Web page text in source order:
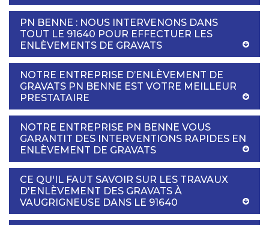
PN BENNE : NOUS INTERVENONS DANS
TOUT LE 91640 POUR EFFECTUER LES
ENLÈVEMENTS DE GRAVATS
NOTRE ENTREPRISE D’ENLÈVEMENT DE
GRAVATS PN BENNE EST VOTRE MEILLEUR
PRESTATAIRE
NOTRE ENTREPRISE PN BENNE VOUS
GARANTIT DES INTERVENTIONS RAPIDES EN
ENLÈVEMENT DE GRAVATS
CE QU'IL FAUT SAVOIR SUR LES TRAVAUX
D'ENLÈVEMENT DES GRAVATS À
VAUGRIGNEUSE DANS LE 91640